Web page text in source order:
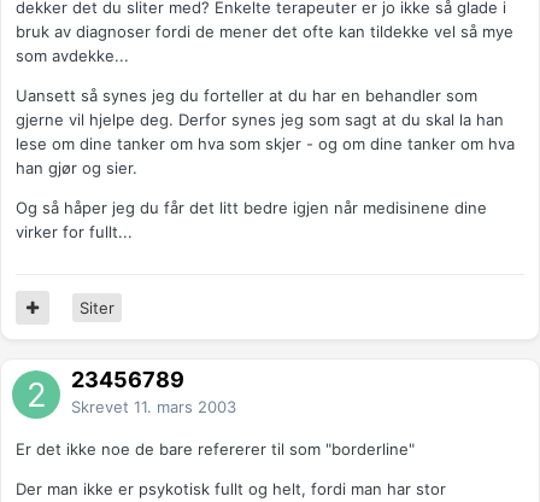
dekker det du sliter med? Enkelte terapeuter er jo ikke så glade i
bruk av diagnoser fordi de mener det ofte kan tildekke vel så mye
som avdekke...
Uansett så synes jeg du forteller at du har en behandler som
gjerne vil hjelpe deg. Derfor synes jeg som sagt at du skal la han
lese om dine tanker om hva som skjer - og om dine tanker om hva
han gjør og sier.
Og så håper jeg du får det litt bedre igjen når medisinene dine
virker for fullt...
Siter
23456789
Skrevet 11. mars 2003
Er det ikke noe de bare refererer til som "borderline"
Der man ikke er psykotisk fullt og helt, fordi man har stor